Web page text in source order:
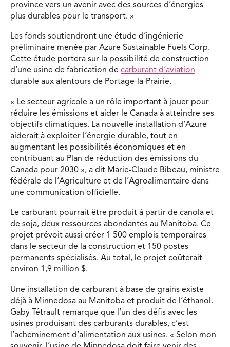
province vers un avenir avec des sources d’énergies
plus durables pour le transport. »
Les fonds soutiendront une étude d’ingénierie
préliminaire menée par Azure Sustainable Fuels Corp.
Cette étude portera sur la possibilité de construction
d’une usine de fabrication de carburant d’aviation
durable aux alentours de Portage-la-Prairie.
« Le secteur agricole a un rôle important à jouer pour
réduire les émissions et aider le Canada à atteindre ses
objectifs climatiques. La nouvelle installation d’Azure
aiderait à exploiter l’énergie durable, tout en
augmentant les possibilités économiques et en
contribuant au Plan de réduction des émissions du
Canada pour 2030 », a dit Marie-Claude Bibeau, ministre
fédérale de l’Agriculture et de l’Agroalimentaire dans
une communication officielle.
Le carburant pourrait être produit à partir de canola et
de soja, deux ressources abondantes au Manitoba. Ce
projet prévoit aussi créer 1 500 emplois temporaires
dans le secteur de la construction et 150 postes
permanents spécialisés. Au total, le projet coûterait
environ 1,9 million $.
Une installation de carburant à base de grains existe
déjà à Minnedosa au Manitoba et produit de l’éthanol.
Gaby Tétrault remarque que l’un des défis avec les
usines produisant des carburants durables, c’est
l’acheminement d’alimentation aux usines. « Selon mon